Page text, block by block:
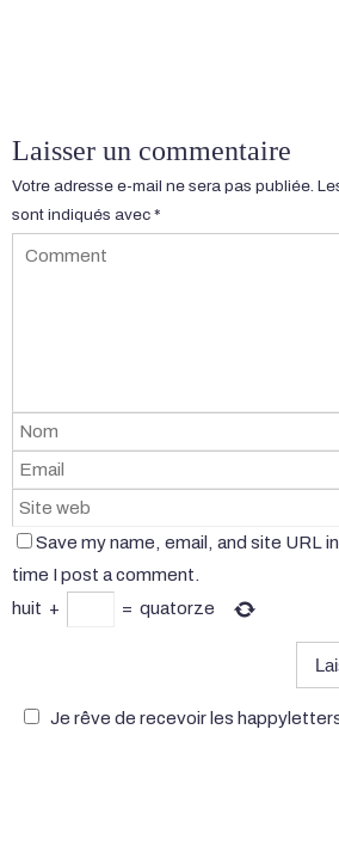
Laisser un commentaire
Votre adresse e-mail ne sera pas publiée.
sont indiqués avec *
Save my name, email, and site URL
time I post a comment.
huit + = quatorze
Je rêve de recevoir les